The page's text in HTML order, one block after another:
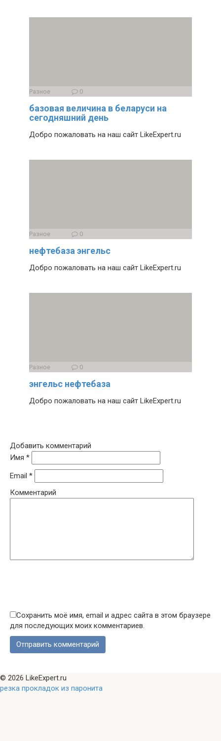
Разное 0
базовая величина в беларуси на
сегодняшний день
Добро пожаловать на наш сайт LikeExpert.ru
Разное 0
нефтебаза энгельс
Добро пожаловать на наш сайт LikeExpert.ru
Разное 0
энгельс нефтебаза
Добро пожаловать на наш сайт LikeExpert.ru
Добавить комментарий
Имя *
Email *
Комментарий
Сохранить моё имя, email и адрес сайта в этом браузере
для последующих моих комментариев.
© 2026 LikeExpert.ru
резка прокладок из паронита